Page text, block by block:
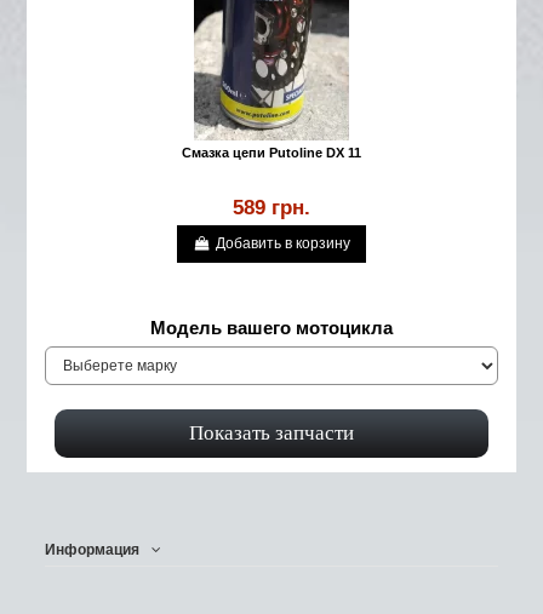
Смазка цепи Putoline DX 11
589 грн.
Добавить в корзину
Модель вашего мотоцикла
Информация